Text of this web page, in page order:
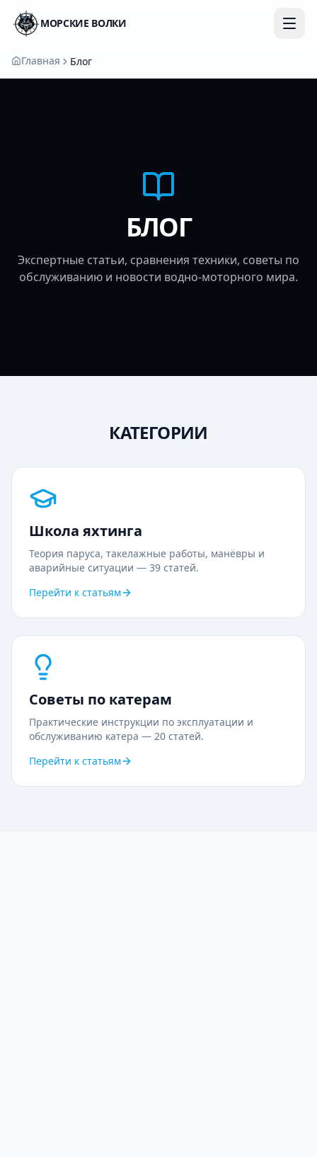
МОРСКИЕ ВОЛКИ
Главная Блог
БЛОГ
Экспертные статьи, сравнения техники, советы по
обслуживанию и новости водно-моторного мира.
КАТЕГОРИИ
Школа яхтинга
Теория паруса, такелажные работы, манёвры и
аварийные ситуации — 39 статей.
Перейти к статьям
Советы по катерам
Практические инструкции по эксплуатации и
обслуживанию катера — 20 статей.
Перейти к статьям